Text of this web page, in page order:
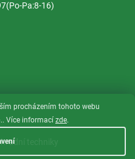
procházením tohoto webu
Více informací zde.
Pa:8-16)